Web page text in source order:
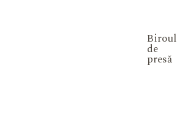
Biroul
de
presă